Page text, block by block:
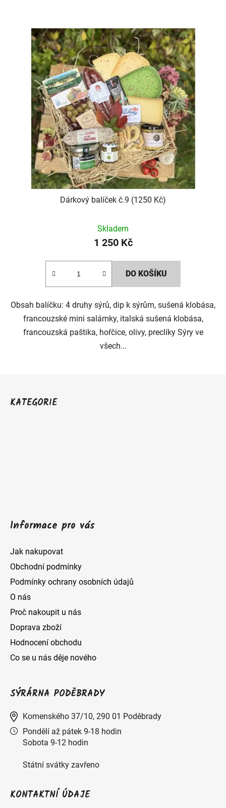
Dárkový balíček č.9 (1250 Kč)
Skladem
1 250 Kč
DO KOŠÍKU
Obsah balíčku: 4 druhy sýrů, dip k sýrům, sušená klobása,
francouzské mini salámky, italská sušená klobása,
francouzská paštika, hořčice, olivy, preclíky Sýry ve
všech...
KATEGORIE
Informace pro vás
Jak nakupovat
Obchodní podmínky
Podmínky ochrany osobních údajů
O nás
Proč nakoupit u nás
Doprava zboží
Hodnocení obchodu
Co se u nás děje nového
SÝRÁRNA PODĚBRADY
Komenského 37/10, 290 01 Poděbrady
Pondělí až pátek 9-18 hodin
Sobota 9-12 hodin
Státní svátky zavřeno
KONTAKTNÍ ÚDAJE